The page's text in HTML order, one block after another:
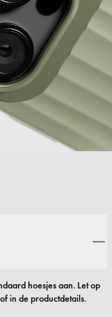
hoesjes aan. Let op
in de productdetails.